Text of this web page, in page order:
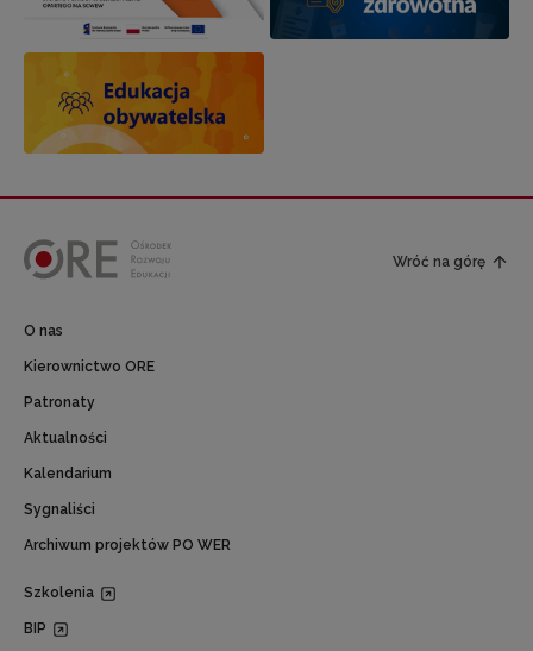
Wróć na górę
O nas
Kierownictwo ORE
Patronaty
Aktualności
Kalendarium
Sygnaliści
Archiwum projektów PO WER
Szkolenia
BIP